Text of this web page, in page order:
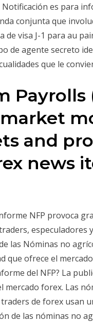
es para
conjunta que
visa J-1 para au
de agente secreto
que le
Payrolls
and
news
NFP provoca
las Nóminas no
ofrece el
del NFP? La
mercado forex. Las
de forex usan
de las nóminas no